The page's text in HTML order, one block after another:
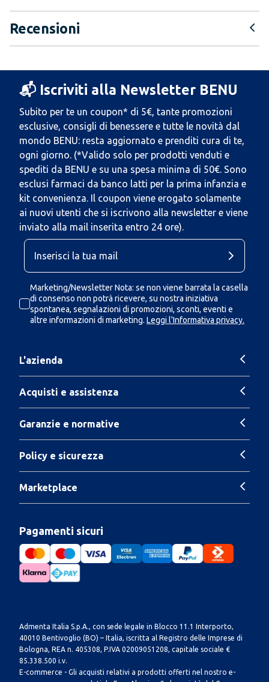
Recensioni
📬 Iscriviti alla Newsletter BENU
Subito per te un coupon* di 5€, tante promozioni
esclusive, consigli di benessere e tutte le novità dal
mondo BENU: resta aggiornato e prenditi cura di te,
ogni giorno. (*Valido solo per prodotti venduti e
spediti da BENU e su una spesa minima di 50€. Sono
esclusi farmaci da banco latti per la prima infanzia e
kit convenienza. Il coupon viene erogato solamente
ai nuovi utenti che si iscrivono alla newsletter e viene
inviato alla mail inserita entro 24 ore).
Marketing/Newsletter Nota: se non viene barrata la casella
di consenso non potrà ricevere, su nostra iniziativa
spontanea, segnalazioni di promozioni, sconti, eventi e
altre informazioni di marketing. Leggi l'Informativa privacy.
L'azienda
Acquisti e assistenza
Garanzie e normative
Policy e sicurezza
Marketplace
Pagamenti sicuri
Admenta Italia S.p.A., con sede legale in Blocco 11.1 Interporto,
40010 Bentivoglio (BO) – Italia, iscritta al Registro delle Imprese di
Bologna, REA n. 405308, P.IVA 02009051208, capitale sociale €
85.338.500 i.v.
E-commerce - Gli acquisti relativi a prodotti offerti nel nostro e-